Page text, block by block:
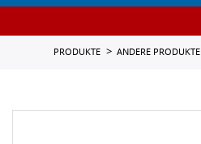
PRODUKTE ANDERE PRODUKTE